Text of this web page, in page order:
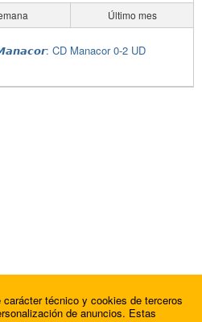
Último mes
CD Manacor 0-2 UD
técnico y cookies de terceros
de anuncios. Estas